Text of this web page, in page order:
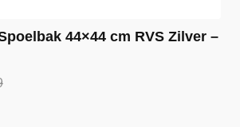
44×44 cm RVS Zilver –